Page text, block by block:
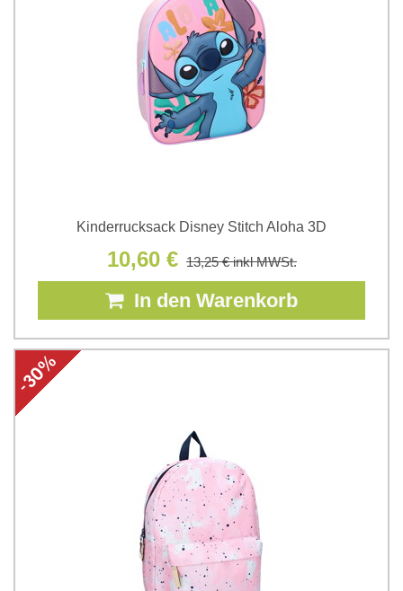
Kinderrucksack Disney Stitch Aloha 3D
10,60 € 13,25 €inkl MWSt.
In den Warenkorb